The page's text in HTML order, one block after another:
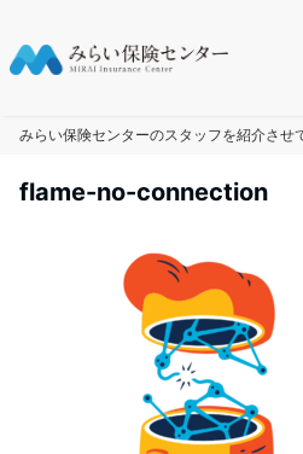
みらい保険センターのスタッフを紹介させ
flame-no-connection